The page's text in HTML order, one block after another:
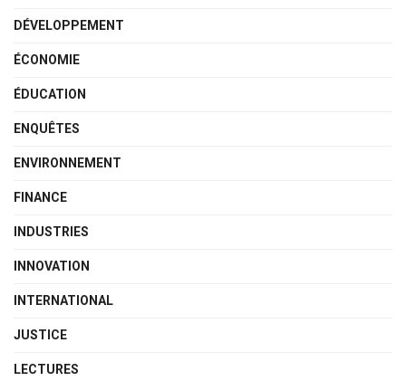
DÉVELOPPEMENT
ÉCONOMIE
ÉDUCATION
ENQUÊTES
ENVIRONNEMENT
FINANCE
INDUSTRIES
INNOVATION
INTERNATIONAL
JUSTICE
LECTURES